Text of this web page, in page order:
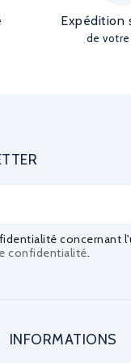
Expédition
de
concernant
confidentialité.
INFORMATIONS